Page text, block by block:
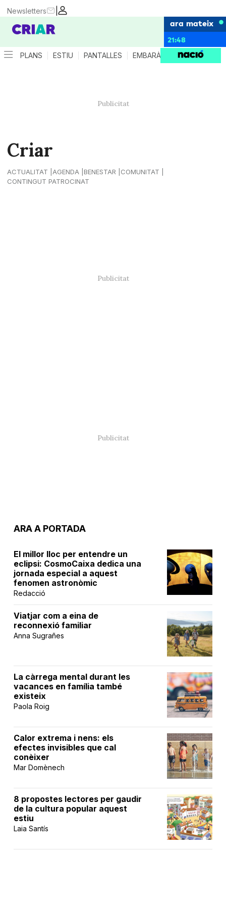
|
Newsletters
ara mateix
21:48
PLANS ESTIU PANTALLES EMBARÀS CRIANÇA
Criar
ACTUALITAT AGENDA BENESTAR
COMUNITAT
CONTINGUT PATROCINAT
ARA A PORTADA
El millor lloc per entendre un
eclipsi: CosmoCaixa dedica una
jornada especial a aquest
fenomen astronòmic
Redacció
Viatjar com a eina de
reconnexió familiar
Anna Sugrañes
La càrrega mental durant les
vacances en família també
existeix
Paola Roig
Calor extrema i nens: els
efectes invisibles que cal
conèixer
Mar Domènech
8 propostes lectores per gaudir
de la cultura popular aquest
estiu
Laia Santís